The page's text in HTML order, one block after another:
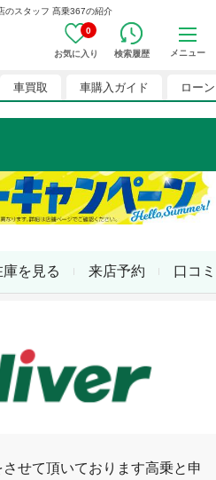
のスタッフ 髙乗367の紹介
0
お気に入り 検索履歴 メニュー
車買取 車購入ガイド ローン
庫を見る 来店予約 口コミ
フ
せて頂いております高乗と申